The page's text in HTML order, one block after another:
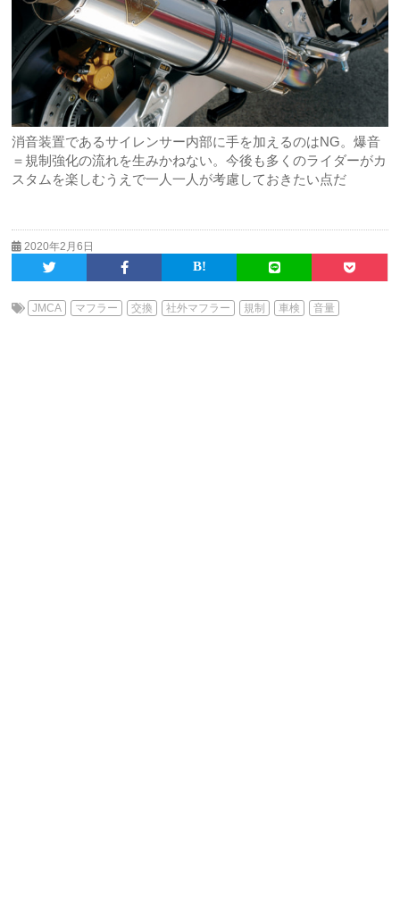
消音装置であるサイレンサー内部に手を加えるのはNG。爆音
＝規制強化の流れを生みかねない。今後も多くのライダーがカ
スタムを楽しむうえで一人一人が考慮しておきたい点だ
2020年2月6日
JMCA マフラー 交換 社外マフラー 規制 車検 音量